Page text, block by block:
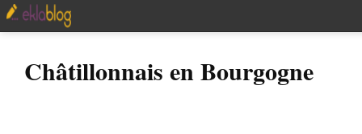
Châtillonnais en Bourgogne